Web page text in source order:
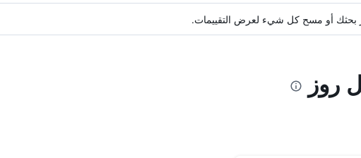
بحثك أو مسح كل شيء لعرض التقييمات.
روز